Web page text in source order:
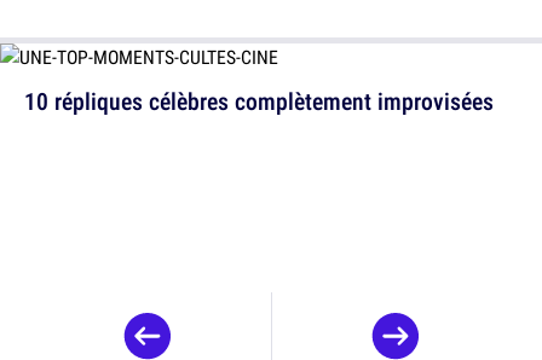
10 répliques célèbres complètement improvisées